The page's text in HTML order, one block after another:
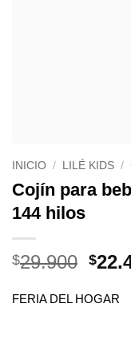
INICIO / LILÉ KIDS /
Cojín para
144 hilos
$29.900 El
$
FERIA DEL HOGAR